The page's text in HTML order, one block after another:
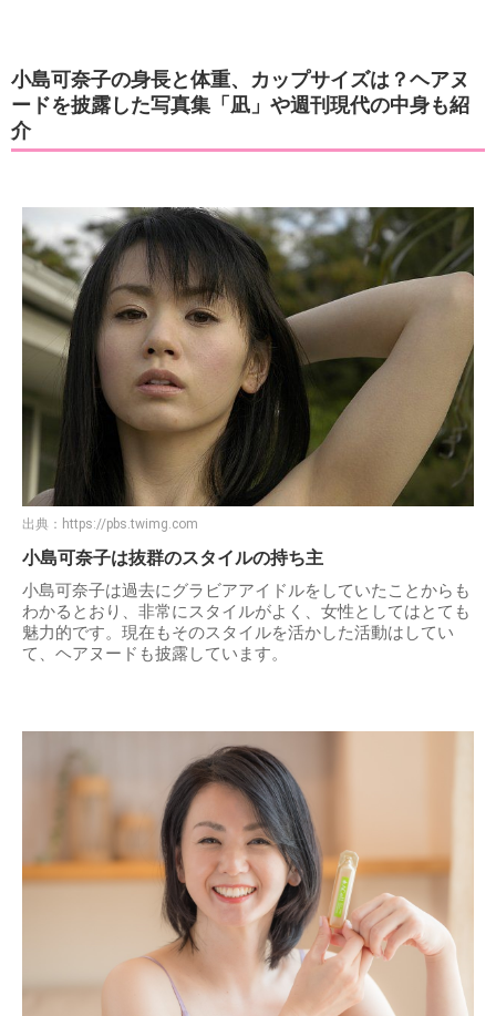
小島可奈子の身長と体重、カップサイズは？ヘアヌ
ードを披露した写真集「凪」や週刊現代の中身も紹
介
出典： https://pbs.twimg.com
小島可奈子は抜群のスタイルの持ち主
小島可奈子は過去にグラビアアイドルをしていたことからも
わかるとおり、非常にスタイルがよく、女性としてはとても
魅力的です。現在もそのスタイルを活かした活動はしてい
て、ヘアヌードも披露しています。